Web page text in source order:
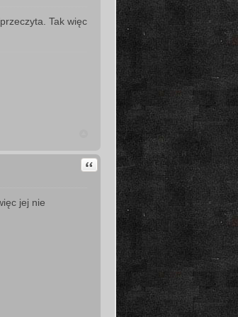
Tak więc
Cytuj
jej nie